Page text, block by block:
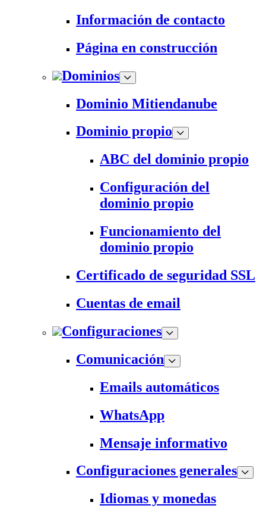
Información de contacto
Página en construcción
Dominios
Dominio Mitiendanube
Dominio propio
ABC del dominio propio
Configuración del
dominio propio
Funcionamiento del
dominio propio
Certificado de seguridad SSL
Cuentas de email
Configuraciones
Comunicación
Emails automáticos
WhatsApp
Mensaje informativo
Configuraciones generales
Idiomas y monedas